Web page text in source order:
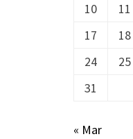
10
11
17
18
24
25
31
« Mar